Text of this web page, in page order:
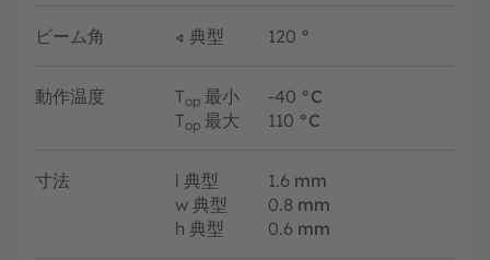
ビーム角 ∢ 典型 120 °
動作温度 Top 最小 -40 °C
Top 最大 110 °C
寸法 l 典型 1.6 mm
w 典型 0.8 mm
h 典型 0.6 mm